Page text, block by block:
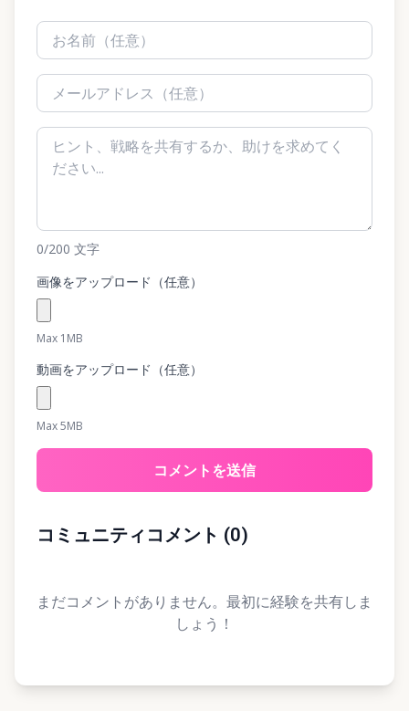
0/200 文字
画像をアップロード（任意）
Max 1MB
動画をアップロード（任意）
Max 5MB
コメントを送信
コミュニティコメント (0)
まだコメントがありません。最初に経験を共有しま
しょう！